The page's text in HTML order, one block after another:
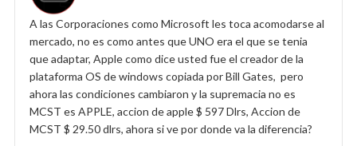
A las Corporaciones como Microsoft les toca acomodarse al
mercado, no es como antes que UNO era el que se tenia
que adaptar, Apple como dice usted fue el creador de la
plataforma OS de windows copiada por Bill Gates, pero
ahora las condiciones cambiaron y la supremacia no es
MCST es APPLE, accion de apple $ 597 Dlrs, Accion de
MCST $ 29.50 dlrs, ahora si ve por donde va la diferencia?